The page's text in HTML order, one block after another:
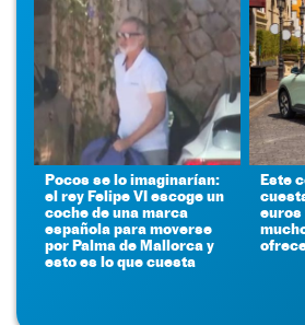
Pocos se lo imaginarían:
el rey Felipe VI escoge un
coche de una marca
española para moverse
por Palma de Mallorca y
esto es lo que cuesta
Este
euros